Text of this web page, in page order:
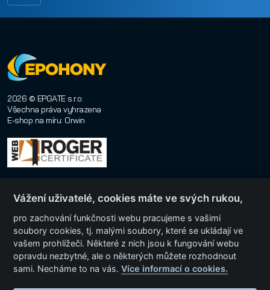
2026 © EPGATE s.r.o.
Všechna práva vyhrazena
E-shop na míru: Orwin
Menu
Kategorie produktů
Vážení uživatelé, cookies máte ve svých rukou,
pro zachování funkčnosti webu pracujeme s vašimi
soubory cookies, tj. malými soubory, které se ukládají ve
vašem prohlížeči. Některé z nich jsou k fungování webu
opravdu nezbytné, ale o některých můžete rozhodnout
sami. Necháme to na vás.Více informací o cookies.